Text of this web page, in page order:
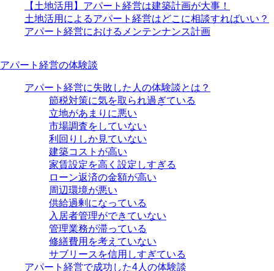
【土地活用】アパート経営は建築計画が大事！
土地活用によるアパート経営はどこに相談すればいい？
アパート経営におけるメンテンナンス計画
アパート経営の体験談
アパート経営に失敗した人の体験談とは？
節税対策に気を取られ過ぎている
立地があまりに悪い
市場調査をしていない
利回りしか見ていない
建築コストが高い
家賃設定を高く設定しすぎる
ローン返済の金額が高い
周辺環境が悪い
供給過剰になっている
入居者管理ができていない
管理業務が滞っている
修繕費用を考えていない
サブリースを信用しすぎている
アパート経営で成功した4人の体験談